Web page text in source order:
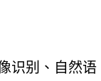
识别、自然语